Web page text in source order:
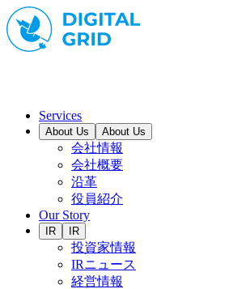
Services
About Us About Us
会社情報
会社概要
沿革
役員紹介
Our Story
IR IR
投資家情報
IRニュース
経営情報